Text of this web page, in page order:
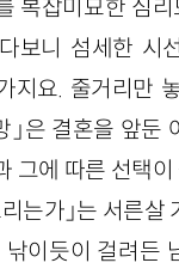
복잡미묘한 심
보니 섬세한 시
지요. 줄거리만
」은 결혼을 앞둔
그에 따른 선택이
는가」는 서른살
이듯이 걸려든